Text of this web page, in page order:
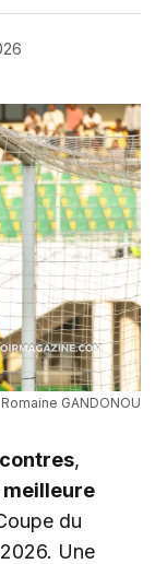
Romaine GANDONOU
,
meilleure
du
Une